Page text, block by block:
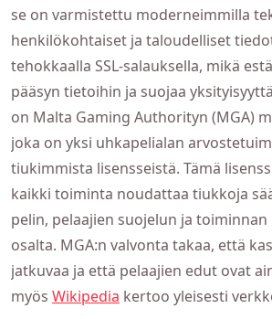
se on varmistettu moderneimmilla
henkilökohtaiset ja taloudelliset
tehokkaalla SSL-salauksella, mikä
pääsyn tietoihin ja suojaa
on Malta Gaming Authorityn (MGA)
joka on yksi uhkapelialan
tiukimmista lisensseistä. Tämä
kaikki toiminta noudattaa tiukkoja
pelin, pelaajien suojelun ja toiminnan
osalta. MGA:n valvonta takaa, että
jatkuvaa ja että pelaajien edut ovat
myös Wikipedia kertoo yleisesti